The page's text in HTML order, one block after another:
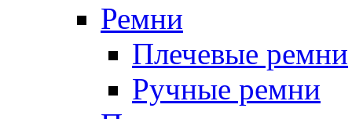
Ремни
Плечевые ремни
Ручные ремни